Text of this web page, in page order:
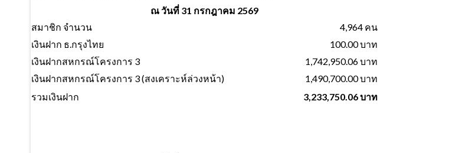
ณ วันที่ 31 กรกฎาคม 2569
สมาชิก จำนวน
4,964 คน
เงินฝาก ธ.กรุงไทย
100.00 บาท
เงินฝากสหกรณ์โครงการ 3
1,742,950.06 บาท
เงินฝากสหกรณ์โครงการ 3 (สงเคราะห์ล่วงหน้า)
1,490,700.00 บาท
รวมเงินฝาก
3,233,750.06 บาท